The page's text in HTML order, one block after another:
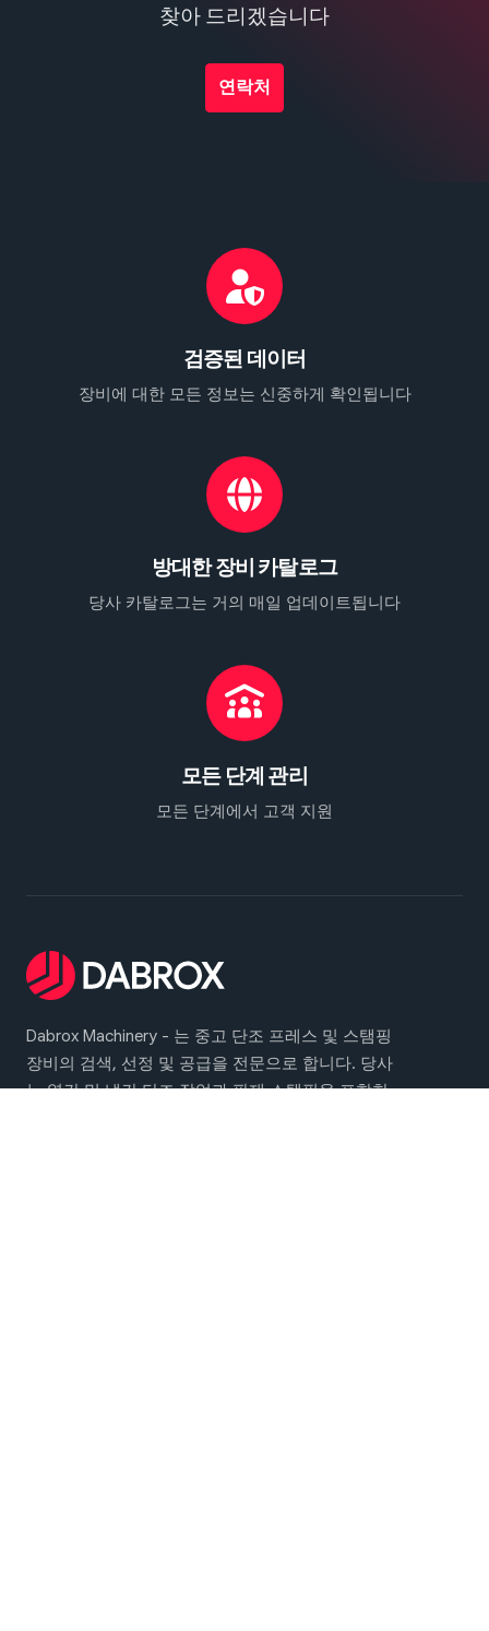
찾아 드리겠습니다
연락처
검증된 데이터
장비에 대한 모든 정보는 신중하게 확인됩니다
방대한 장비 카탈로그
당사 카탈로그는 거의 매일 업데이트됩니다
모든 단계 관리
모든 단계에서 고객 지원
Dabrox Machinery - 는 중고 단조 프레스 및 스탬핑
장비의 검색, 선정 및 공급을 전문으로 합니다. 당사
는 열간 및 냉간 단조 작업과 판재 스탬핑을 포함한